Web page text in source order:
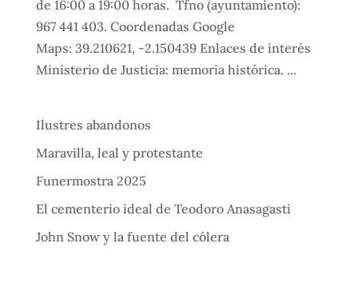
de 16:00 a 19:00 horas. Tfno (ayuntamiento):
967 441 403. Coordenadas Google
Maps: 39.210621, -2.150439 Enlaces de interés
Ministerio de Justicia: memoria histórica. ...
Ilustres abandonos
Maravilla, leal y protestante
Funermostra 2025
El cementerio ideal de Teodoro Anasagasti
John Snow y la fuente del cólera